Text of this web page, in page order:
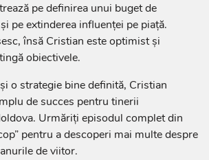
pe definirea unui buget de
pe extinderea influenței pe piață.
însă Cristian este optimist și
obiectivele.
o strategie bine definită, Cristian
de succes pentru tinerii
Urmăriți episodul complet din
pentru a descoperi mai multe despre
de viitor.